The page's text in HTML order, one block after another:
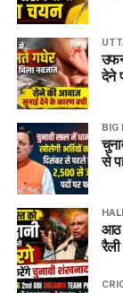
देने
BIG
से
आठ